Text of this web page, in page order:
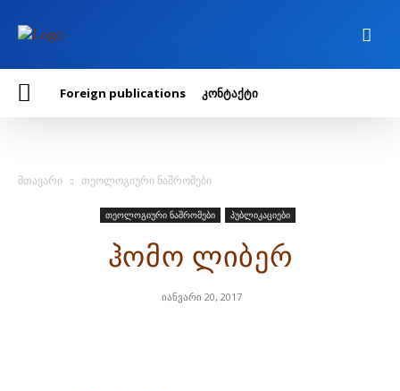
Foreign publications კონტაქტი
მთავარი თეოლოგიური ნაშრომები
თეოლოგიური ნაშრომები პუბლიკაციები
ჰომო ლიბერ
იანვარი 20, 2017